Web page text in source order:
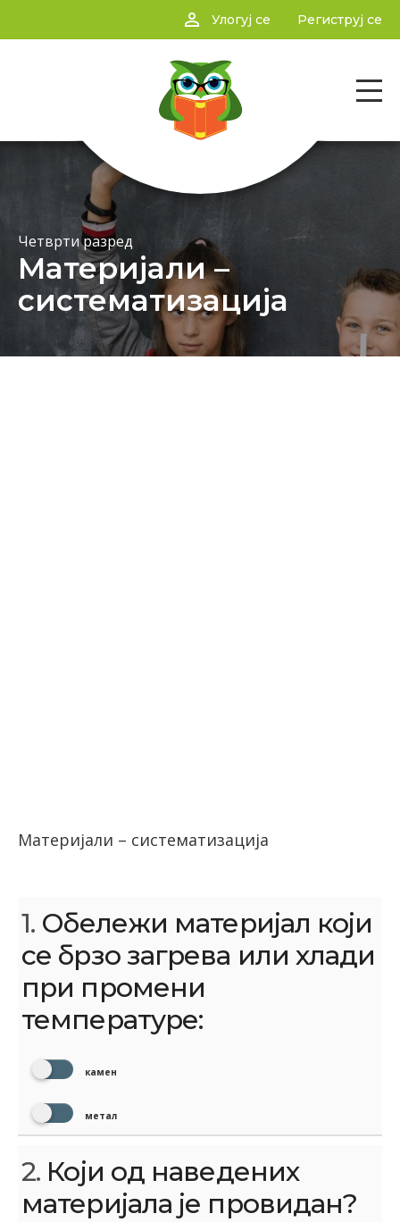
person_outline Улогуј се Региструј се
Четврти разред
Материјали –
систематизација
Материјали – систематизација
1. Обележи материјал који
се брзо загрева или хлади
при промени
температуре:
камен
метал
2. Који од наведених
материјала је провидан?